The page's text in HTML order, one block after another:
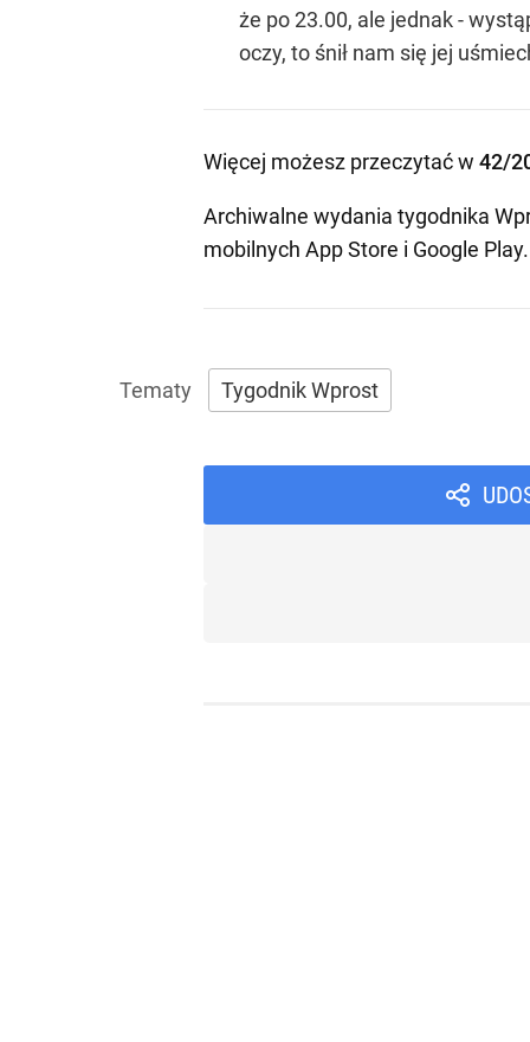
że po 23.00, ale jednak -
oczy, to śnił nam się jej
Więcej możesz przeczytać w 42/
Archiwalne wydania tygodnika
mobilnych App Store i Google Play.
Tygodnik Wprost